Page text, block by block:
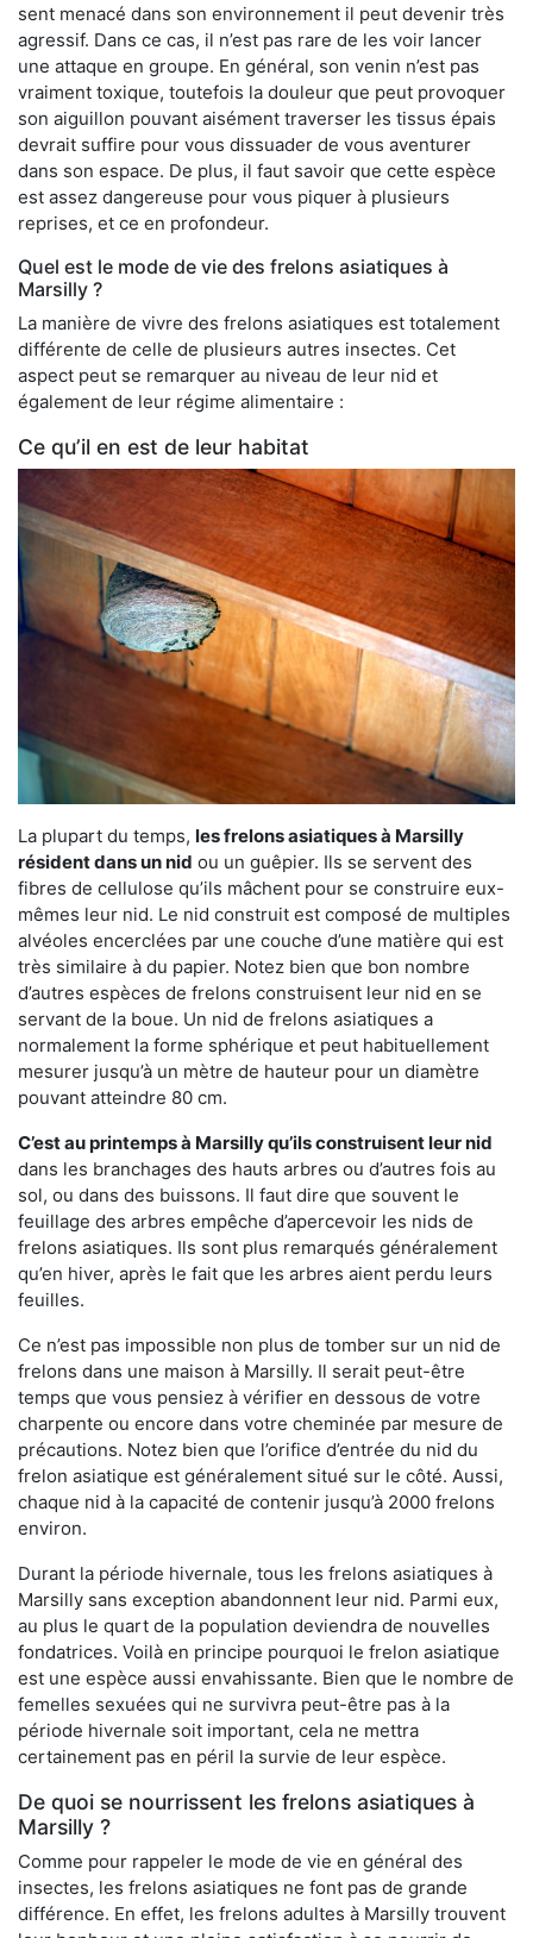
sent menacé dans son environnement il peut devenir très
agressif. Dans ce cas, il n’est pas rare de les voir lancer
une attaque en groupe. En général, son venin n’est pas
vraiment toxique, toutefois la douleur que peut provoquer
son aiguillon pouvant aisément traverser les tissus épais
devrait suffire pour vous dissuader de vous aventurer
dans son espace. De plus, il faut savoir que cette espèce
est assez dangereuse pour vous piquer à plusieurs
reprises, et ce en profondeur.
Quel est le mode de vie des frelons asiatiques à
Marsilly ?
La manière de vivre des frelons asiatiques est totalement
différente de celle de plusieurs autres insectes. Cet
aspect peut se remarquer au niveau de leur nid et
également de leur régime alimentaire :
Ce qu’il en est de leur habitat
La plupart du temps, les frelons asiatiques à Marsilly
résident dans un nid ou un guêpier. Ils se servent des
fibres de cellulose qu’ils mâchent pour se construire eux-
mêmes leur nid. Le nid construit est composé de multiples
alvéoles encerclées par une couche d’une matière qui est
très similaire à du papier. Notez bien que bon nombre
d’autres espèces de frelons construisent leur nid en se
servant de la boue. Un nid de frelons asiatiques a
normalement la forme sphérique et peut habituellement
mesurer jusqu’à un mètre de hauteur pour un diamètre
pouvant atteindre 80 cm.
C’est au printemps à Marsilly qu’ils construisent leur nid
dans les branchages des hauts arbres ou d’autres fois au
sol, ou dans des buissons. Il faut dire que souvent le
feuillage des arbres empêche d’apercevoir les nids de
frelons asiatiques. Ils sont plus remarqués généralement
qu’en hiver, après le fait que les arbres aient perdu leurs
feuilles.
Ce n’est pas impossible non plus de tomber sur un nid de
frelons dans une maison à Marsilly. Il serait peut-être
temps que vous pensiez à vérifier en dessous de votre
charpente ou encore dans votre cheminée par mesure de
précautions. Notez bien que l’orifice d’entrée du nid du
frelon asiatique est généralement situé sur le côté. Aussi,
chaque nid à la capacité de contenir jusqu’à 2000 frelons
environ.
Durant la période hivernale, tous les frelons asiatiques à
Marsilly sans exception abandonnent leur nid. Parmi eux,
au plus le quart de la population deviendra de nouvelles
fondatrices. Voilà en principe pourquoi le frelon asiatique
est une espèce aussi envahissante. Bien que le nombre de
femelles sexuées qui ne survivra peut-être pas à la
période hivernale soit important, cela ne mettra
certainement pas en péril la survie de leur espèce.
De quoi se nourrissent les frelons asiatiques à
Marsilly ?
Comme pour rappeler le mode de vie en général des
insectes, les frelons asiatiques ne font pas de grande
différence. En effet, les frelons adultes à Marsilly trouvent